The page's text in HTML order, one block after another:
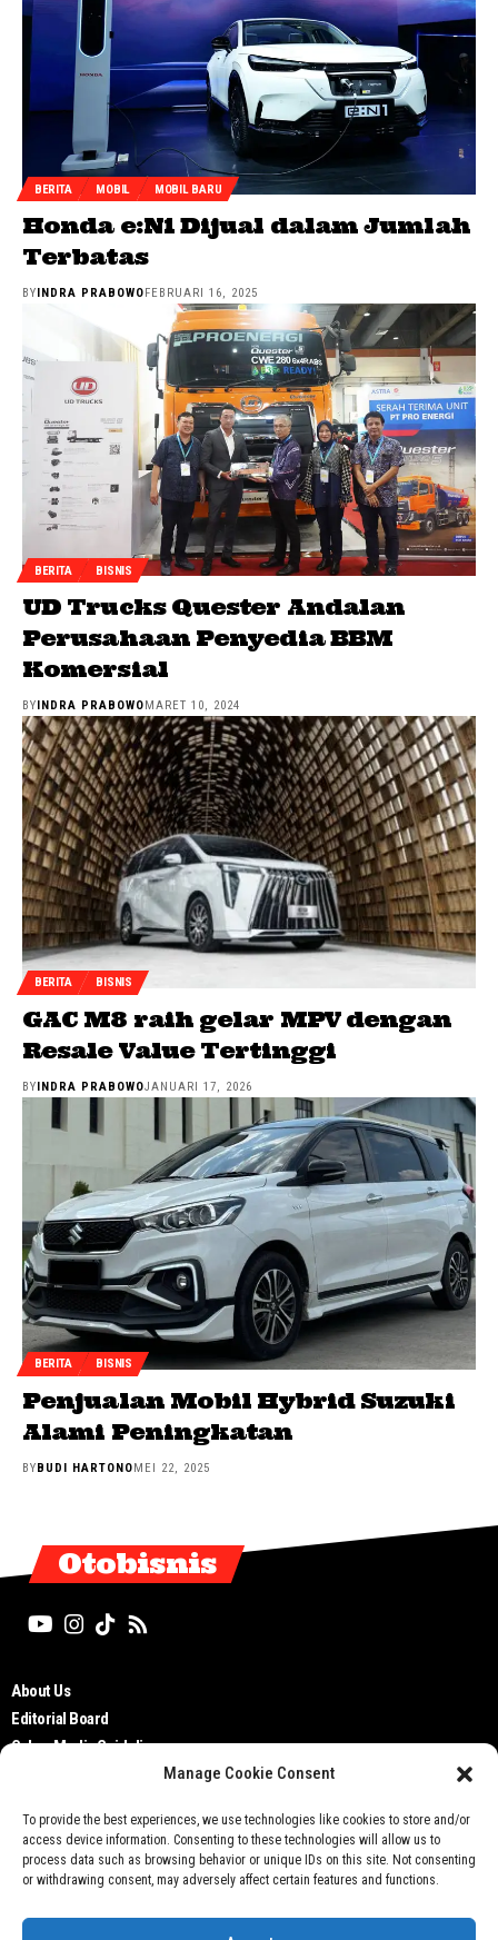
Manage Cookie Consent
To provide the best experiences, we use technologies like cookies to store and/or
access device information. Consenting to these technologies will allow us to
process data such as browsing behavior or unique IDs on this site. Not consenting
or withdrawing consent, may adversely affect certain features and functions.
BERITA MOBIL MOBIL BARU
Honda e:N1 Dijual dalam Jumlah
Terbatas
BY INDRA PRABOWO FEBRUARI 16, 2025
BERITA BISNIS
UD Trucks Quester Andalan
Perusahaan Penyedia BBM
Komersial
BYINDRA PRABOWOMARET 10, 2024
BERITA BISNIS
GAC M8 raih gelar MPV dengan
Resale Value Tertinggi
BYINDRA PRABOWOJANUARI 17, 2026
BERITA BISNIS
Penjualan Mobil Hybrid Suzuki
Alami Peningkatan
BYBUDI HARTONOMEI 22, 2025
Otobisnis
About Us
Editorial Board
Cyber Media Guidelines
Privacy Policy
Contact Us